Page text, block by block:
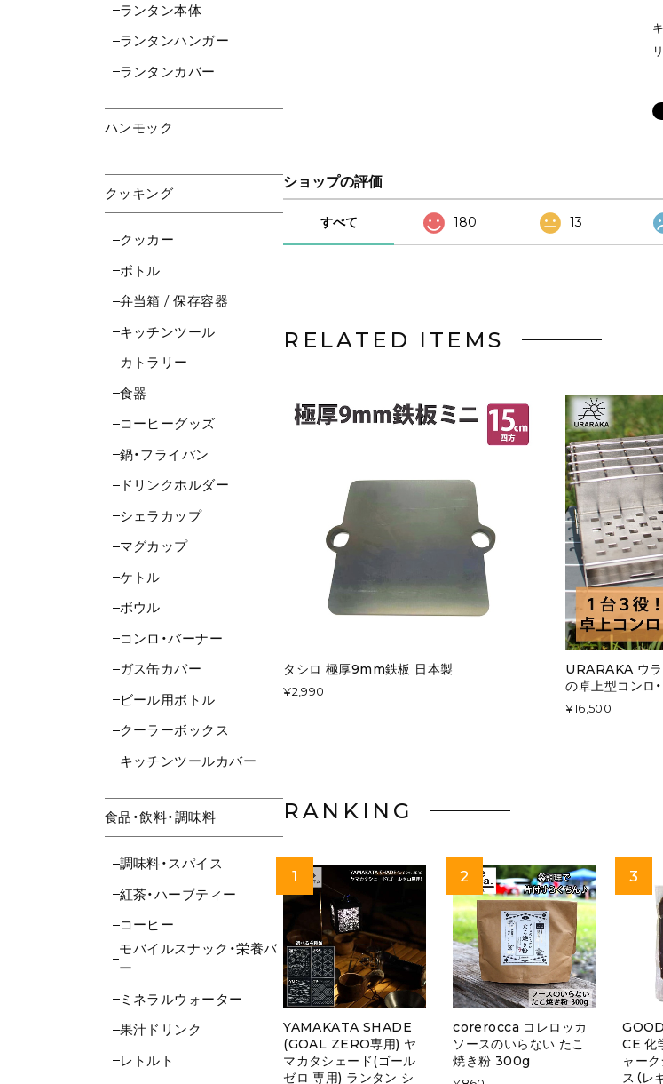
ランタン本体
ランタンハンガー
ランタンカバー
ハンモック
クッキング
クッカー
ボトル
弁当箱 / 保存容器
キッチンツール
カトラリー
食器
コーヒーグッズ
鍋・フライパン
ドリンクホルダー
シェラカップ
マグカップ
ケトル
ボウル
コンロ・バーナー
ガス缶カバー
ビール用ボトル
クーラーボックス
キッチンツールカバー
食品・飲料・調味料
調味料・スパイス
紅茶・ハーブティー
コーヒー
モバイルスナック・栄養バ
ー
ミネラルウォーター
果汁ドリンク
レトルト
ショップの評価
すべて 180 13
RELATED ITEMS
タシロ 極厚9mm鉄板 日本製
¥2,990
URARAKA ウ
の卓上型コンロ
¥16,500
RANKING
YAMAKATA SHADE
(GOAL ZERO専用) ヤ
マカタシェード(ゴール
ゼロ 専用) ランタン シ
corerocca コレロッカ
ソースのいらない たこ
焼き粉 300g
CE 化
ャー
ス（レ